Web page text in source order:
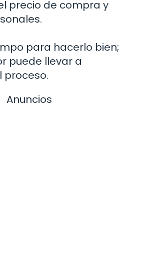
precio de compra y
para hacerlo bien;
puede llevar a
proceso.
Anuncios